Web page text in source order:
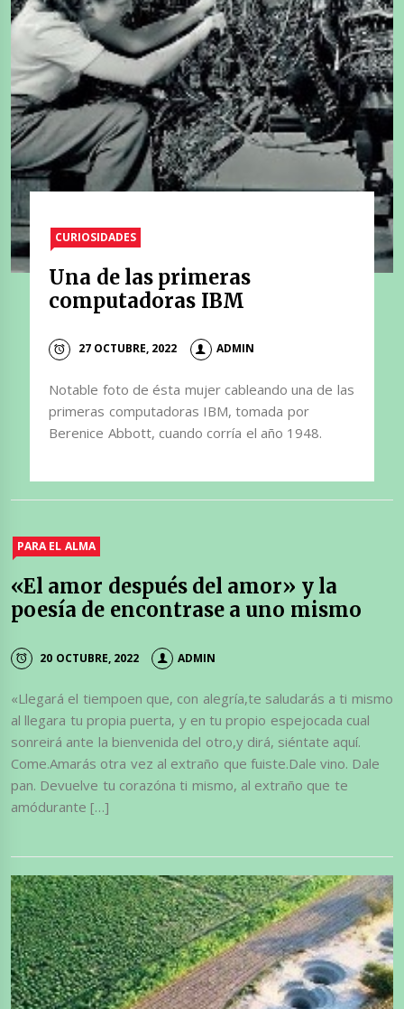
CURIOSIDADES
Una de las primeras
computadoras IBM
27 OCTUBRE, 2022 ADMIN
Notable foto de ésta mujer cableando una de las
primeras computadoras IBM, tomada por
Berenice Abbott, cuando corría el año 1948.
PARA EL ALMA
«El amor después del amor» y la
poesía de encontrase a uno mismo
20 OCTUBRE, 2022 ADMIN
«Llegará el tiempoen que, con alegría,te saludarás a ti mismo
al llegara tu propia puerta, y en tu propio espejocada cual
sonreirá ante la bienvenida del otro,y dirá, siéntate aquí.
Come.Amarás otra vez al extraño que fuiste.Dale vino. Dale
pan. Devuelve tu corazóna ti mismo, al extraño que te
amódurante […]